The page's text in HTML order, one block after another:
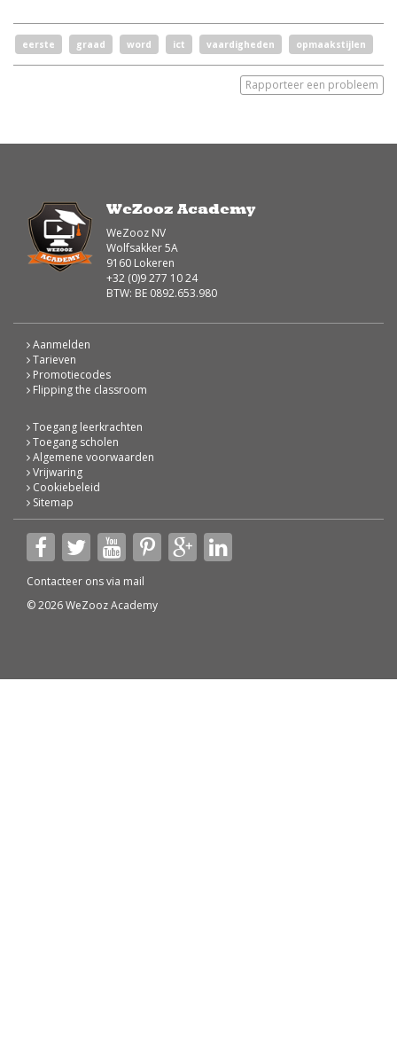
eerste graad word ict vaardigheden opmaakstijlen
Rapporteer een probleem
WeZooz Academy
WeZooz NV
Wolfsakker 5A
9160 Lokeren
+32 (0)9 277 10 24
BTW: BE 0892.653.980
Aanmelden
Tarieven
Promotiecodes
Flipping the classroom
Toegang leerkrachten
Toegang scholen
Algemene voorwaarden
Vrijwaring
Cookiebeleid
Sitemap
Contacteer ons via mail
© 2026 WeZooz Academy